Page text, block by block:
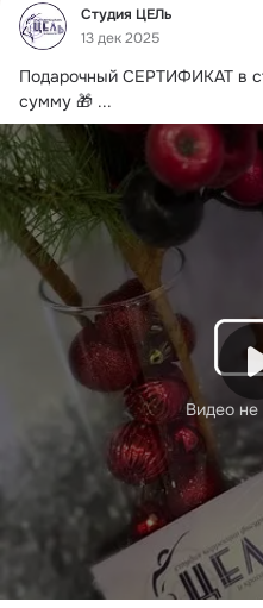
Фид
Студия ЦЕЛь
13 дек 2025
Подарочный СЕРТИФИКАТ в
сумму 🎁 ...
Видео не